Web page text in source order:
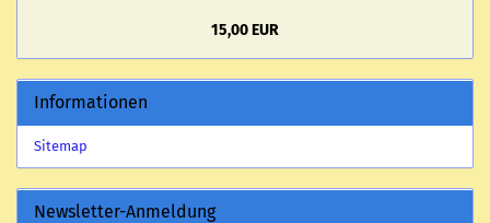
15,00 EUR
Informationen
Sitemap
Newsletter-Anmeldung